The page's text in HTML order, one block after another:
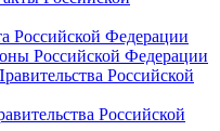
Российской Федерации
Российской Федерации
Российской
Российской